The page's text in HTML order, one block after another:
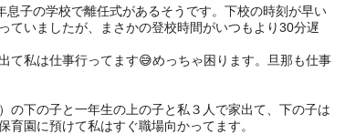
息子の学校で離任式があるそうです。下校の時刻が早い
ていましたが、まさかの登校時間がいつもより30分遅
て私は仕事行ってます😅めっちゃ困ります。旦那も仕事
の下の子と一年生の上の子と私３人で家出て、下の子は
育園に預けて私はすぐ職場向かってます。